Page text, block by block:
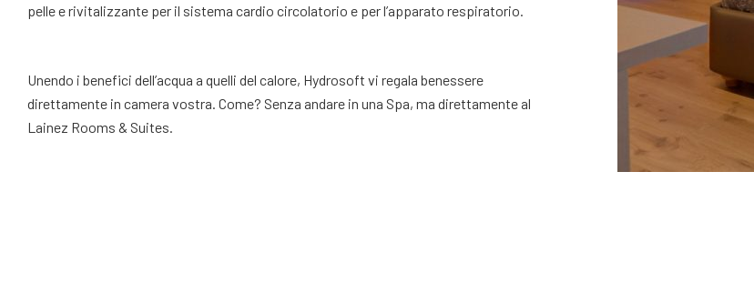
pelle e rivitalizzante per il sistema cardio circolatorio e per l’apparato respiratorio.
Unendo i benefici dell’acqua a quelli del calore, Hydrosoft vi regala benessere
direttamente in camera vostra. Come? Senza andare in una Spa, ma direttamente al
Lainez Rooms & Suites.